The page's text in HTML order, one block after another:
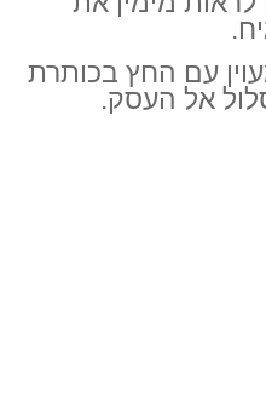
עם החץ בכותרת
אל העסק.